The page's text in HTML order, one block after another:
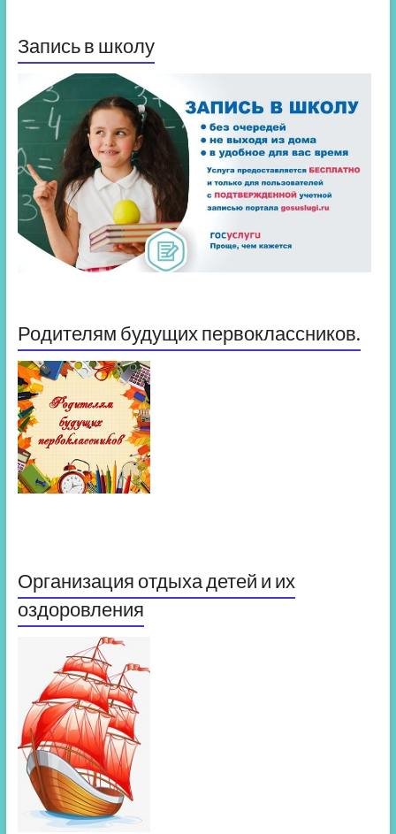
Запись в школу
Родителям будущих первоклассников.
Организация отдыха детей и их
оздоровления